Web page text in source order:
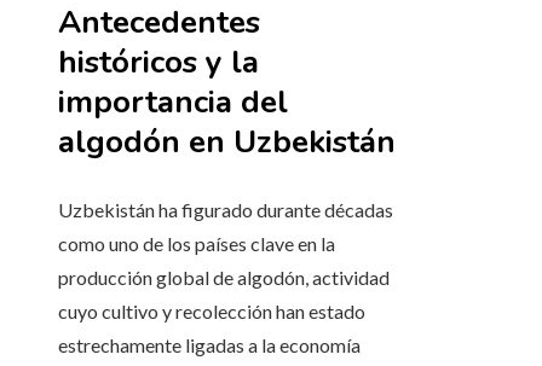
Antecedentes
históricos y la
importancia del
algodón en Uzbekistán
Uzbekistán ha figurado durante décadas
como uno de los países clave en la
producción global de algodón, actividad
cuyo cultivo y recolección han estado
estrechamente ligadas a la economía